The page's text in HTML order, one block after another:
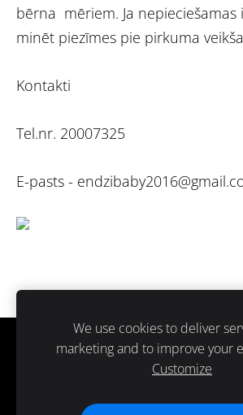
bērna mēriem. Ja nepieciešamas
minēt piezīmes pie pirkuma
Kontakti
Tel.nr. 20007325
E-pasts -
Sīkdatnes
Paldies ka atbalsti ražots
We use cookies to deliver
marketing and to improve your
Customize